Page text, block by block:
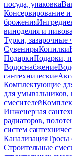
посуда, упаковка
Консервирование
брожения
виноделия и
Турки, заварочные
СувенирыКопилки
ПодаркиПодарки,
Водоснабжение
сантехнические
Комплектующие
для умывальников,
смесителей
Инженерная
радиаторов,
систем
КанализацияТросы
Строительные